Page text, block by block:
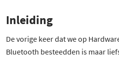
Inleiding
De vorige keer dat we op
Bluetooth besteedden is maar